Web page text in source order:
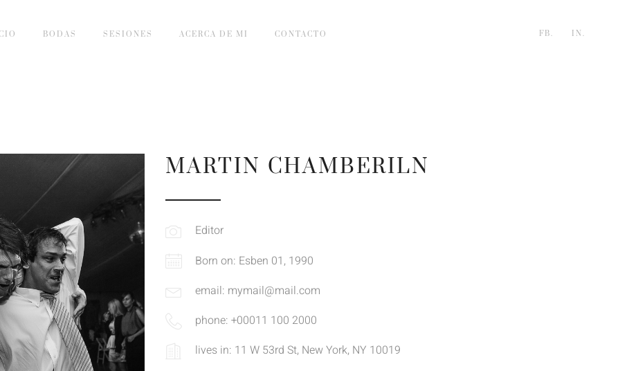
BODAS SESIONES ACERCA DE MI CONTACTO FB. IN.
MARTIN CHAMBERILN
Editor
Born on: Esben 01, 1990
email: mymail@mail.com
phone: +00011 100 2000
lives in: 11 W 53rd St, New York, NY 10019